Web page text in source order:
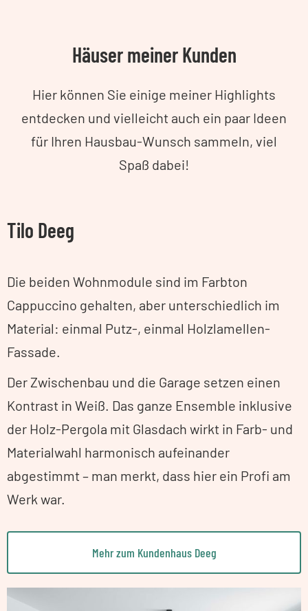
Häuser meiner Kunden
Hier können Sie einige meiner Highlights
entdecken und vielleicht auch ein paar Ideen
für Ihren Hausbau-Wunsch sammeln, viel
Spaß dabei!
Tilo Deeg
Die beiden Wohnmodule sind im Farbton
Cappuccino gehalten, aber unterschiedlich im
Material: einmal Putz-, einmal Holzlamellen-
Fassade.
Der Zwischenbau und die Garage setzen einen
Kontrast in Weiß. Das ganze Ensemble inklusive
der Holz-Pergola mit Glasdach wirkt in Farb- und
Materialwahl harmonisch aufeinander
abgestimmt – man merkt, dass hier ein Profi am
Werk war.
Mehr zum Kundenhaus Deeg